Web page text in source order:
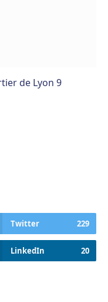
de Lyon 9
Twitter 229
LinkedIn 20